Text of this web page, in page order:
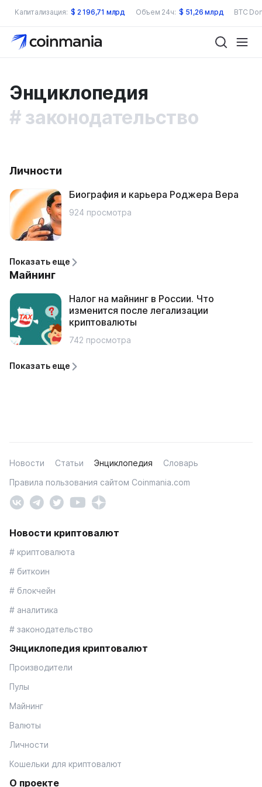
Капитализация: $ 2 196,71 млрд Объем 24ч: $ 51,26 млрд BTC
Энциклопедия
# законодательство
Личности
Биография и карьера Роджера Вера
924 просмотра
Показать еще
Майнинг
Налог на майнинг в России. Что
изменится после легализации
криптовалюты
742 просмотра
Показать еще
Новости Статьи Энциклопедия
Словарь
Правила пользования сайтом Coinmania.com
Новости криптовалют
# криптовалюта
# биткоин
# блокчейн
# аналитика
# законодательство
Энциклопедия криптовалют
Производители
Пулы
Майнинг
Валюты
Личности
Кошельки для криптовалют
О проекте